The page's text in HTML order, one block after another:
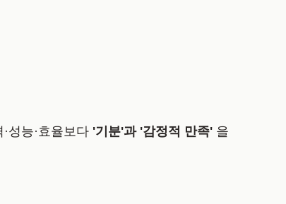
성능·효율보다 '기분'과 '감정적 만족' 을